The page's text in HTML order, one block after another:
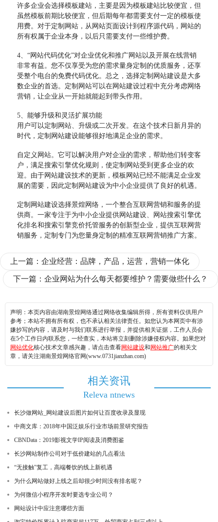
许多企业会选择模板建站，主要是因为模板建站比较便宜，但
虽然模板前期比较便宜，但后期每年都需要支付一定的模板使
用费。对于定制网站，从网站页面设计到程序源代码，网站的
所有权属于企业本身，以后只需要支付一些维护费。
4、“网站代码优化”对企业优化和推广网站以及开展在线营销
非常有益。您不仅享受为您的需求量身定制的优质服务，还享
受整个电台的免费代码优化。总之，选择定制网站建设是大多
数企业的首选。定制网站可以在网站建设过程中充分考虑网络
营销，让企业从一开始就能起到带头作用。
5、能够升级和灵活扩展功能
用户可以定制网站、升级或二次开发。在这个技术日新月异的
时代，定制网站建设能够很好地满足企业的需求。
自定义网站。它可以解决用户对企业的需求，帮助他们转变客
户，满足搜索引擎优化规则，使定制网站受到更多企业的欢
迎。由于网站建设技术的更新，模板网站已经不能满足企业发
展的需要，因此定制网站建设为中小企业提供了良好的机遇。
定制网站建设选择景煌网络，一个整合互联网营销和服务的提
供商。一家专注于为中小企业提供网站建设、网站搜索引擎优
化排名和搜索引擎竞价托管服务的创新型企业，提供互联网营
销服务，定制专门为您量身定制的精准互联网营销推广方案。
上一篇： 企业经营：品牌，产品，运营，营销一体化
下一篇： 企业网站为什么每天都要维护？需要做些什么？
声明：本页内容由湖南景煌网络通过网络收集编辑所得，所有资料仅供用户
参考；本站不拥有所有权，也不承认相关法律责任。如您认为本网页中有涉
嫌抄写的内容，请及时与我们联系进行举报，并提供相关证据，工作人员会
在5个工作日内联系您，一经查实，本站将立刻删除涉嫌侵权内容。如果您对
网站优化核心技术文章感兴趣，请点击查看网站建设和 网站推广的相关文
章，请关注湖南景煌网络官网(www.0731jianzhan.com)
相关资讯
Releva ntnews
长沙做网站_网站建设后图片如何让百度收录及显现
中商文库：2018年中国泛娱乐行业市场前景研究报告
CBNData：2019影视文学IP阅读及消费图鉴
长沙网站制作公司对于低价建站的几点看法
“无接触”复工，高端餐饮的线上新机遇
为什么网站做好上线之后却很少时间没有排名呢？
为何微信小程序开发时要选专业公司？
网站设计中应注意哪些方面